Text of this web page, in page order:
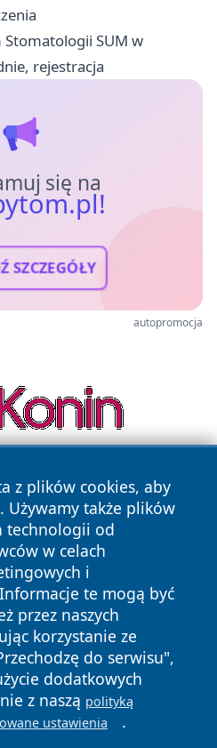
SUM w
rejestracja
się na
SZCZEGÓŁY
autopromocja
z plików cookies, aby
Używamy także plików
technologii od
w celach
i
te mogą być
przez naszych
korzystanie ze
do serwisu",
dodatkowych
z naszą polityką
ustawienia .
Wszystkie prawa zastrzeżone.
Polityka
Cookies